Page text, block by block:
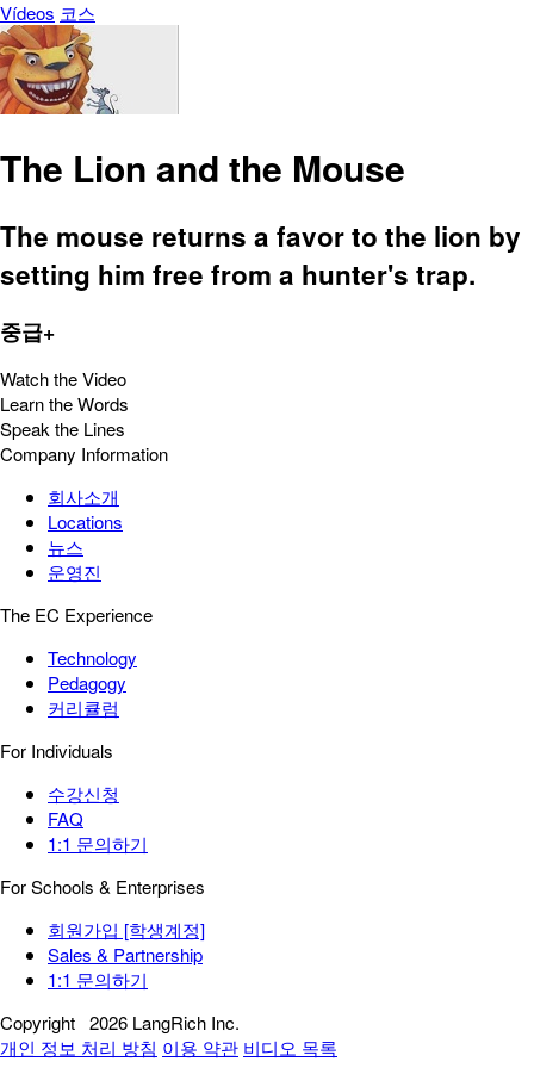
Vídeos 코스
The Lion and the Mouse
The mouse returns a favor to the lion by
setting him free from a hunter's trap.
중급+
Watch the Video
Learn the Words
Speak the Lines
Company Information
회사소개
Locations
뉴스
운영진
The EC Experience
Technology
Pedagogy
커리큘럼
For Individuals
수강신청
FAQ
1:1 문의하기
For Schools & Enterprises
회원가입 [학생계정]
Sales & Partnership
1:1 문의하기
Copyright 2026 LangRich Inc.
개인 정보 처리 방침 이용 약관 비디오 목록